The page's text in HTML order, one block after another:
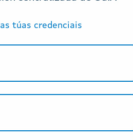
túas credenciais